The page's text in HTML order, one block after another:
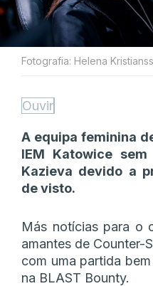
Fotografia: Helena
Ouvir
A equipa feminina
IEM Katowice
Kazieva devido a
de visto.
Más notícias para o
amantes de Counter-
com uma partida
na BLAST Bounty.